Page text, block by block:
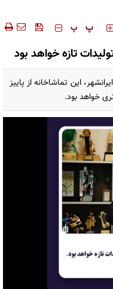
‍‍‍ پ پ
تازه خواهد بود
این تماشاخانه از پاییز
خواهد بود.